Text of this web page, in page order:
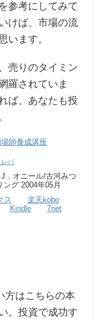
参考にしてみて
けば、市場の流
います。
売りのタイミン
羅されていま
ば、あなたも投
師養成講座
レバ
．オニール/古河みつ
ング 2004年05月
ス
楽天kobo
Kindle
7net
方はこちらの本
。投資で成功す